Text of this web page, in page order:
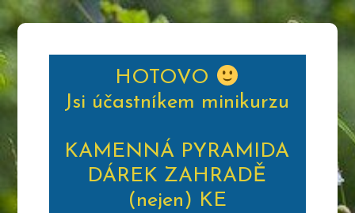
HOTOVO
Jsi účastníkem minikurzu
KAMENNÁ PYRAMIDA
DÁREK ZAHRADĚ
(nejen) KE